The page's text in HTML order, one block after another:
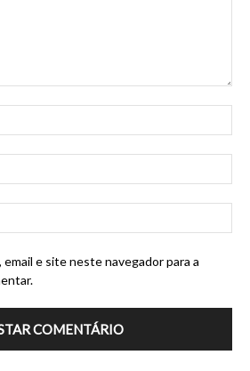
email e site neste navegador para a